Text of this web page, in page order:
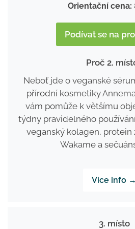
Orientační cena:
Podívat se na
Proč 2.
Neboť jde o veganské
přírodní kosmetiky
vám pomůže k většímu
týdny pravidelného
veganský kolagen, protein
Wakame a
Více info →
3. místo